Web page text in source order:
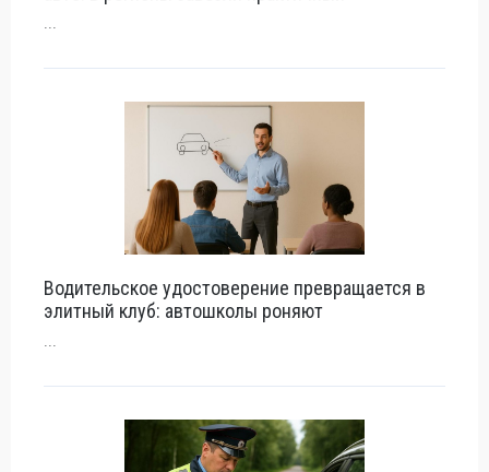
Водительское удостоверение превращается в
элитный клуб: автошколы роняют